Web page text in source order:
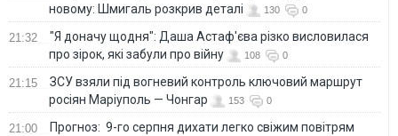
новому: Шмигаль розкрив деталі
130 0
21:32
"Я доначу щодня": Даша Астаф'єва різко висловилася
про зірок, які забули про війну
108 0
21:15
ЗСУ взяли під вогневий контроль ключовий маршрут
росіян Маріуполь — Чонгар
153 0
21:00
Прогноз: 9-го серпня дихати легко свіжим повітрям